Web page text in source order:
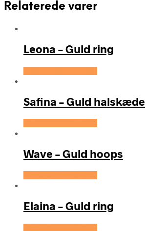
Relaterede varer
Leona – Guld ring
Safina – Guld halskæde
Wave – Guld hoops
Elaina – Guld ring